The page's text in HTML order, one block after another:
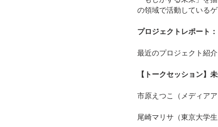
の領域で活動している
プロジェクトレポート
最近のプロジェクト紹
【トークセッション】
市原えつこ（メディア
尾崎マリサ（東京大学